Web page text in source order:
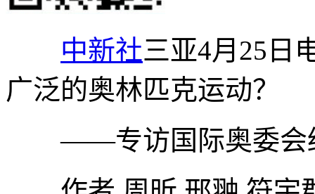
中新社三亚4月25日
广泛的奥林匹克运动？
——专访国际奥委会